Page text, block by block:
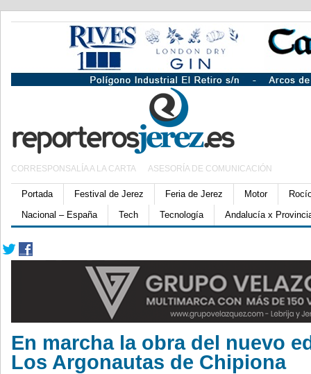
CORRESPONSALÍA A LA CARTA ASESORÍA DE COMUNICACIÓN
Portada Festival de Jerez Feria de Jerez Motor
Nacional – España
Tech Tecnología Andalucía x
En marcha la obra del nuevo
Los Argonautas de Chipiona